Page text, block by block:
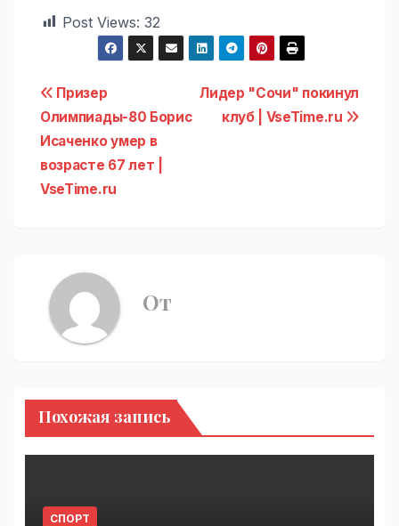
Post Views: 32
Навигация
по
записям
Лидер "Сочи" покинул
клуб | VseTime.ru
Призер
Олимпиады-80 Борис
Исаченко умер в
возрасте 67 лет |
VseTime.ru
От
Похожая запись
СПОРТ